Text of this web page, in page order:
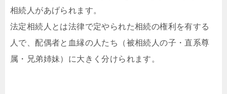
相続人があげられます。
法定相続人とは法律で定やられた相続の権利を有する
人で、配偶者と血縁の人たち（被相続人の子・直系尊
属・兄弟姉妹）に大きく分けられます。